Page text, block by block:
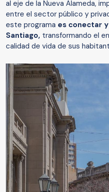
al eje de la Nueva Alameda,
entre el sector público y
este programa es conectar
Santiago, transformando el
calidad de vida de sus